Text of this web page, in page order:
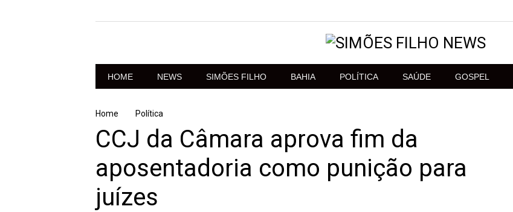
HOME NEWS SIMÕES FILHO BAHIA POLÍTICA SAÚDE GOSPEL
Home Política
CCJ da Câmara aprova fim da
aposentadoria como punição para
juízes